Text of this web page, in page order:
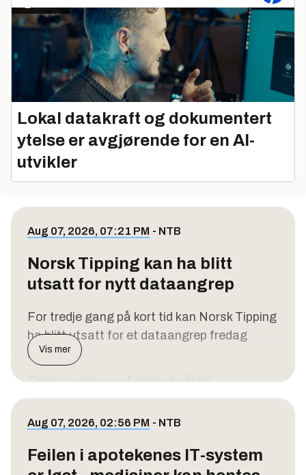
Lokal datakraft og dokumentert
ytelse er avgjørende for en AI-
utvikler
Aug 07, 2026, 07:21 PM - NTB
Norsk Tipping kan ha blitt
utsatt for nytt dataangrep
For tredje gang på kort tid kan Norsk Tipping
ha blitt utsatt for et dataangrep fredag
kveld.
Det kan igjen se ut som et såkalt
tjenestenektangrep, og de jobber med
Telenor med å løse problemet, sier
NRK
Vis mer
Aug 07, 2026, 02:56 PM - NTB
Feilen i apotekenes IT-system